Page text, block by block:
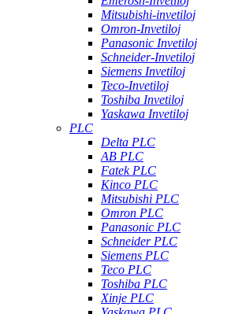
Mitsubishi-invetiloj
Omron-Invetiloj
Panasonic Invetiloj
Schneider-Invetiloj
Siemens Invetiloj
Teco-Invetiloj
Toshiba Invetiloj
Yaskawa Invetiloj
PLC
Delta PLC
AB PLC
Fatek PLC
Kinco PLC
Mitsubishi PLC
Omron PLC
Panasonic PLC
Schneider PLC
Siemens PLC
Teco PLC
Toshiba PLC
Xinje PLC